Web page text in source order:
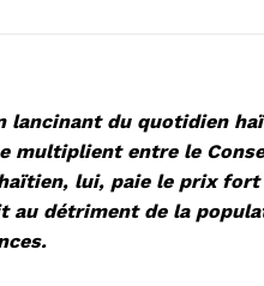
lancinant du quotidien
multiplient entre le
lui, paie le prix fort
au détriment de la